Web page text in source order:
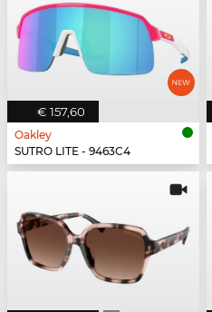
€ 157,60
Oakley
SUTRO LITE - 9463C4